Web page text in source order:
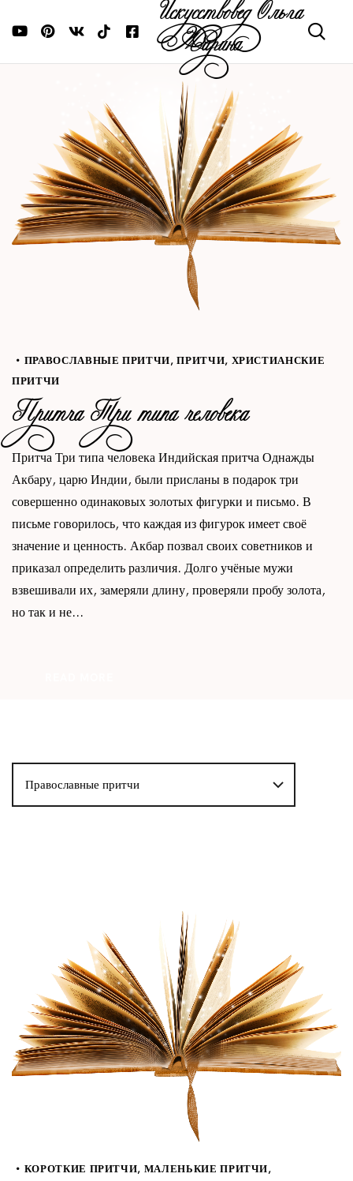
Искусствовед Ольга
Жарина
ПРАВОСЛАВНЫЕ ПРИТЧИ,ПРИТЧИ, ХРИСТИАНСКИЕ
ПРИТЧИ
Притча Три типа человека
Притча Три типа человека Индийская притча Однажды
Акбару, царю Индии, были присланы в подарок три
совершенно одинаковых золотых фигурки и письмо. В
письме говорилось, что каждая из фигурок имеет своё
значение и ценность. Акбар позвал своих советников и
приказал определить различия. Долго учёные мужи
взвешивали их, замеряли длину, проверяли пробу золота,
но так и не...
Православные притчи
КОРОТКИЕ ПРИТЧИ, МАЛЕНЬКИЕ ПРИТЧИ,